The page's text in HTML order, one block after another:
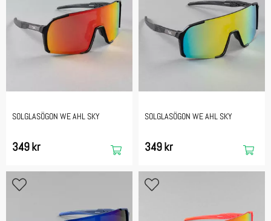
SOLGLASÖGON WE AHL SKY
349 kr
SOLGLASÖGON WE AHL SKY
349 kr